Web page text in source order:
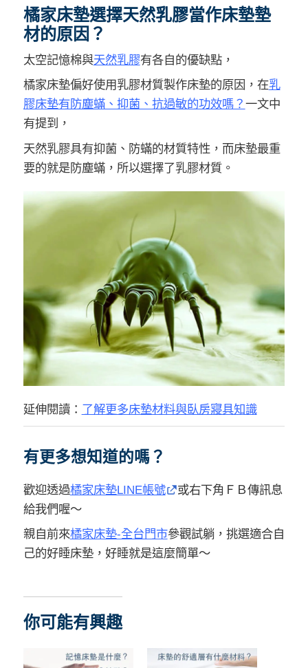
橘家床墊選擇天然乳膠當作床墊墊
材的原因？
太空記憶棉與天然乳膠有各自的優缺點，
橘家床墊偏好使用乳膠材質製作床墊的原因，在乳
膠床墊有防塵蟎、抑菌、抗過敏的功效嗎？ 一文中
有提到，
天然乳膠具有抑菌、防蟎的材質特性，而床墊最重
要的就是防塵蟎，所以選擇了乳膠材質。
延伸閱讀： 了解更多床墊材料與臥房寢具知識
有更多想知道的嗎？
歡迎透過橘家床墊LINE帳號
或右下角ＦＢ傳訊息
給我們喔～
親自前來橘家床墊-全台門市參觀試躺，挑選適合自
己的好睡床墊，好睡就是這麼簡單～
你可能有興趣